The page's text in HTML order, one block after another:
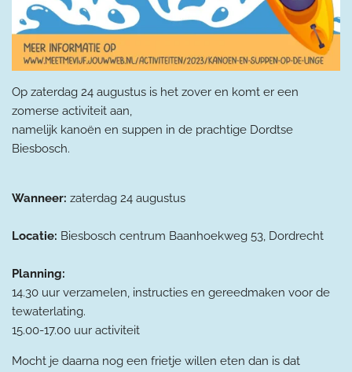
Op zaterdag 24 augustus is het zover en komt er een
zomerse activiteit aan,
namelijk kanoën en suppen in de prachtige Dordtse
Biesbosch.
Wanneer: zaterdag 24 augustus
Locatie: Biesbosch centrum Baanhoekweg 53, Dordrecht
Planning:
14.30 uur verzamelen, instructies en gereedmaken voor de
tewaterlating.
15.00-17.00 uur activiteit
Mocht je daarna nog een frietje willen eten dan is dat